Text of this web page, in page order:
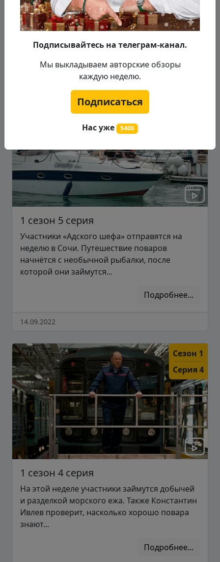
побережью. Каждая из команд получит
убыточное зав...
Подробнее...
21.09.2022
1 сезон 5 серия
Участники «Адского шефа» отправятся на
неделю в Сочи. Путешествие поваров
начнётся с необычной рыбалки, после
которой они займутся...
Подробнее...
14.09.2022
Сезон 1
Серия 4
1 сезон 4 серия
На этой неделе участники займутся добычей
и разделкой морского ежа. Также Константин
Ивлев проверит, насколько хорошо повара
знают...
Подробнее...
Подписывайтесь на телеграм-канал.
Мы выкладываем авторские обзоры
каждую неделю.
Подписаться
Нас уже 5400